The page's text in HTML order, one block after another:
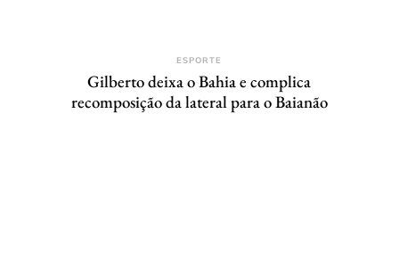
ESPORTE
Gilberto deixa o Bahia e complica
recomposição da lateral para o Baianão